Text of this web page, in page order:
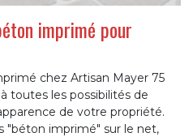
imprimé pour
chez Artisan Mayer 75
toutes les possibilités de
de votre propriété.
"béton imprimé" sur le net,